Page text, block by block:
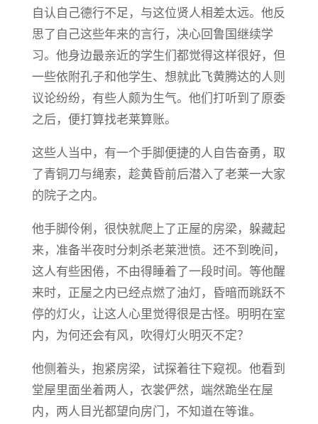
自认自己德行不足，与这位贤人相差太远。他反
思了自己这些年来的言行，决心回鲁国继续学
习。他身边最亲近的学生们都觉得这样很好，但
一些依附孔子和他学生、想就此飞黄腾达的人则
议论纷纷，有些人颇为生气。他们打听到了原委
之后，便打算找老莱算账。
这些人当中，有一个手脚便捷的人自告奋勇，取
了青铜刀与绳索，趁黄昏前后潜入了老莱一大家
的院子之内。
他手脚伶俐，很快就爬上了正屋的房梁，躲藏起
来，准备半夜时分刺杀老莱泄愤。还不到晚间，
这人有些困倦，不由得睡着了一段时间。等他醒
来时，正屋之内已经点燃了油灯，昏暗而跳跃不
停的灯火，让这人心里觉得很是古怪。明明在室
内，为何还会有风，吹得灯火明灭不定？
他侧着头，抱紧房梁，试探着往下窥视。他看到
堂屋里面坐着两人，衣裳俨然，端然跪坐在屋
内，两人目光都望向房门，不知道在等谁。